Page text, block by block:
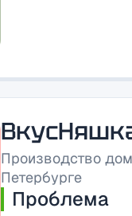
Производство
Петербурге
Проблема